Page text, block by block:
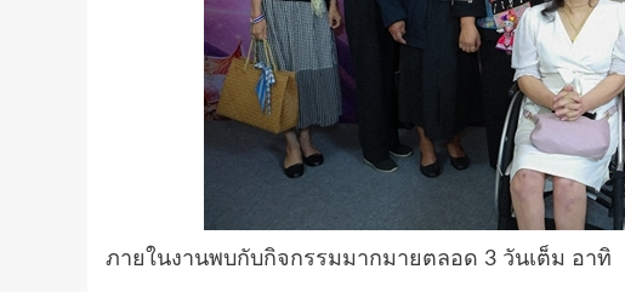
ภายในงานพบกับกิจกรรมมากมายตลอด 3 วันเต็ม อาทิ